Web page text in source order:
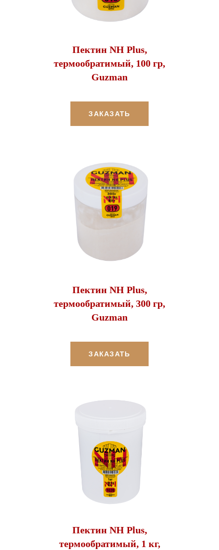
Пектин NH Plus,
термообратимый, 100 гр,
Guzman
ЗАКАЗАТЬ
Пектин NH Plus,
термообратимый, 300 гр,
Guzman
ЗАКАЗАТЬ
Пектин NH Plus,
термообратимый, 1 кг,